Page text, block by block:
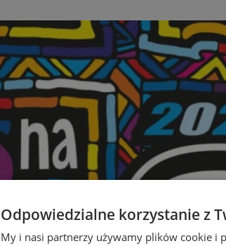
Odpowiedzialne korzystanie z
My i nasi partnerzy używamy plików cookie i